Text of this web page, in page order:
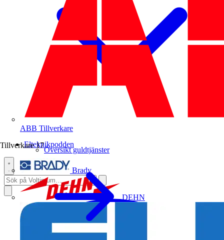
ABB Tillverkare
Tillverkare 17
Brady
DEHN
Översikt guldtjänster
Elteknikpodden